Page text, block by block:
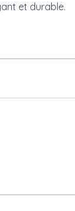
et durable.